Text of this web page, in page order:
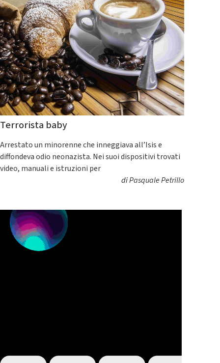
Terrorista baby
Arrestato un minorenne che inneggiava all’Isis e
diffondeva odio neonazista. Nei suoi dispositivi trovati
video, manuali e istruzioni per
diPasquale Petrillo